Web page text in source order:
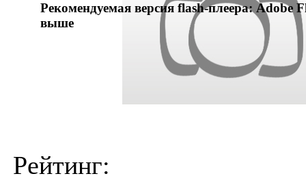
Рекомендуемая версия flash-плеера: Adobe
выше
Рейтинг: